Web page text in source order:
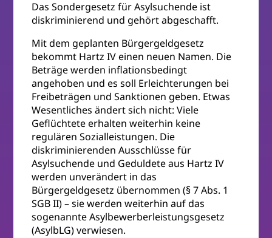
Das Sondergesetz für Asylsuchende ist
diskriminierend und gehört abgeschafft.
Mit dem geplanten Bürgergeldgesetz
bekommt Hartz IV einen neuen Namen. Die
Beträge werden inflationsbedingt
angehoben und es soll Erleichterungen bei
Freibeträgen und Sanktionen geben. Etwas
Wesentliches ändert sich nicht: Viele
Geflüchtete erhalten weiterhin keine
regulären Sozialleistungen. Die
diskriminierenden Ausschlüsse für
Asylsuchende und Geduldete aus Hartz IV
werden unverändert in das
Bürgergeldgesetz übernommen (§ 7 Abs. 1
SGB II) – sie werden weiterhin auf das
sogenannte Asylbewerberleistungsgesetz
(AsylbLG) verwiesen.